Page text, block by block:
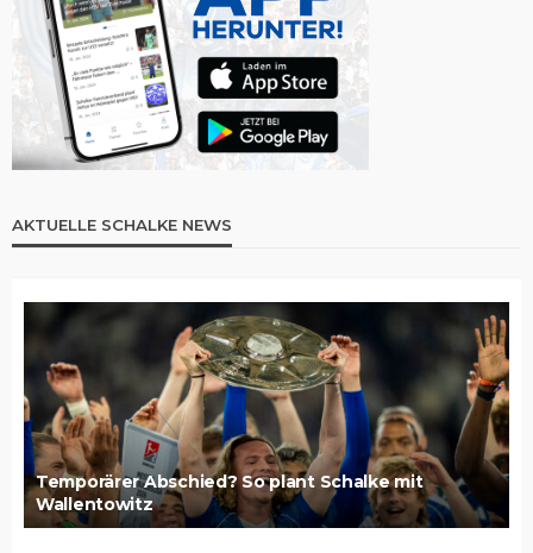
AKTUELLE SCHALKE NEWS
Temporärer Abschied? So plant Schalke mit
Wallentowitz